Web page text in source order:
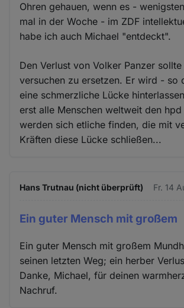
Ohren gehauen, wenn es -
mal in der Woche - im ZDF
habe ich auch Michael "entdeckt".
Den Verlust von Volker Panzer
versuchen zu ersetzen. Er wird - so
eine schmerzliche Lücke
erst alle Menschen weltweit den hpd
werden sich etliche finden, die mit
Kräften diese Lücke schließen...
Hans Trutnau (nicht überprüft) Fr. 14
Ein guter Mensch mit großem
Ein guter Mensch mit großem
seinen letzten Weg; ein herber
Danke, Michael, für deinen
Nachruf.